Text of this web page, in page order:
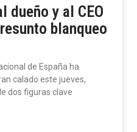
dueño y al CEO
blanqueo
de España ha
calado este jueves,
dos figuras clave